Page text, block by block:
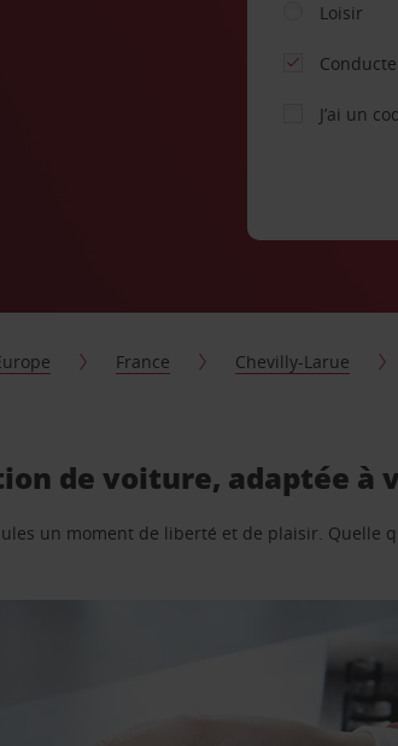
Loisir
J’ai un
France Chevilly-Larue
de voiture, adaptée à
un moment de liberté et de plaisir. Quelle